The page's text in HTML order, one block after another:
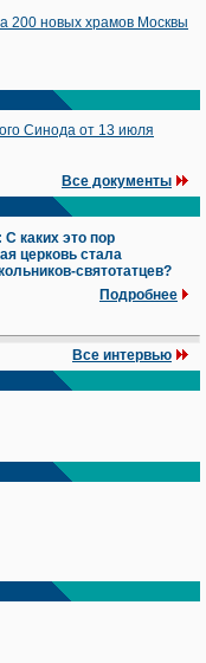
200 новых храмов Москвы
Синода от 13 июля
Все документы
: С каких это пор
церковь стала
святотатцев?
Подробнее
Все интервью